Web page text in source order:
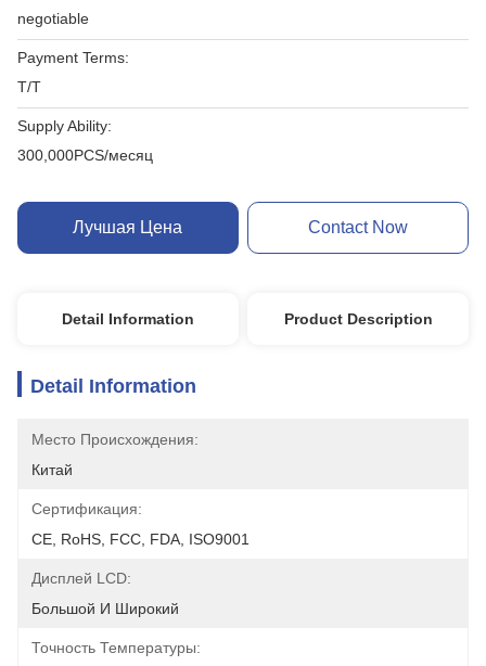
negotiable
Payment Terms:
T/T
Supply Ability:
300,000PCS/месяц
Лучшая Цена Contact Now
Detail Information Product Description
Detail Information
Место Происхождения:
Китай
Сертификация:
CE, RoHS, FCC, FDA, ISO9001
Дисплей LCD:
Большой И Широкий
Точность Температуры: